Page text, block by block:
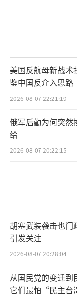
美国反航母新战术
鉴中国反介入思路
2026-08-07 22:21:19
俄军后勤为何突然
给
2026-08-07 20:22:15
胡塞武装袭击也门
引发关注
2026-08-07 20:28:04
从国民党的变迁到
它们最怕“民主台